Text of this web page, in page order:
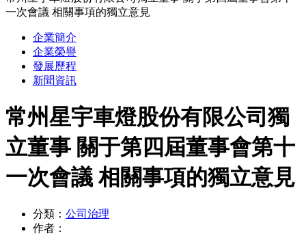
一次會議 相關事項的獨立意見
企業簡介
企業榮譽
發展歷程
新聞資訊
常州星宇車燈股份有限公司獨
立董事 關于第四屆董事會第十
一次會議 相關事項的獨立意見
分類： 公司治理
作者：